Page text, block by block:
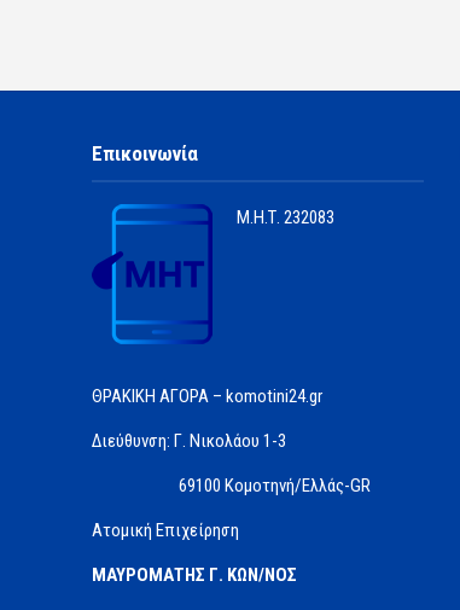
Επικοινωνία
Μ.Η.Τ. 232083
ΘΡΑΚΙΚΗ ΑΓΟΡΑ – komotini24.gr
Διεύθυνση: Γ. Νικολάου 1-3
69100 Κομοτηνή/Ελλάς-GR
Ατομική Επιχείρηση
ΜΑΥΡΟΜΑΤΗΣ Γ. ΚΩΝ/ΝΟΣ